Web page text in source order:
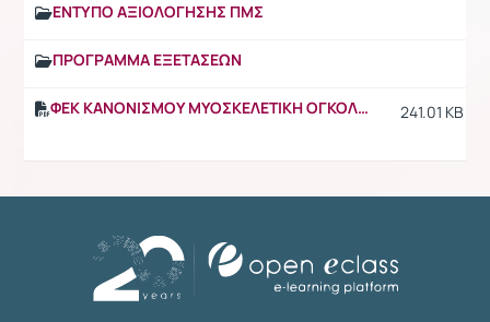
ΕΝΤΥΠΟ ΑΞΙΟΛΟΓΗΣΗΣ ΠΜΣ
ΠΡΟΓΡΑΜΜΑ ΕΞΕΤΑΣΕΩΝ
ΦΕΚ ΚΑΝΟΝΙΣΜΟΥ ΜΥΟΣΚΕΛΕΤΙΚΗ ΟΓΚΟΛΟΓΙΑ 3599 Τ.Β΄2020.pdf 241.01 KB